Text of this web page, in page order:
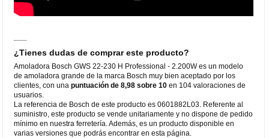
¿Tienes dudas de comprar este producto?
Amoladora Bosch GWS 22-230 H Professional - 2.200W es un modelo
de amoladora grande de la marca Bosch muy bien aceptado por los
clientes, con unapuntuación de 8,98 sobre 10 en 104 valoraciones de
usuarios.
La referencia de Bosch de este producto es 0601882L03. Referente al
suministro, este producto se vende unitariamente y no dispone de pedido
mínimo en nuestra ferretería. Además, es un producto disponible en
varias versiones que podrás encontrar en esta página.